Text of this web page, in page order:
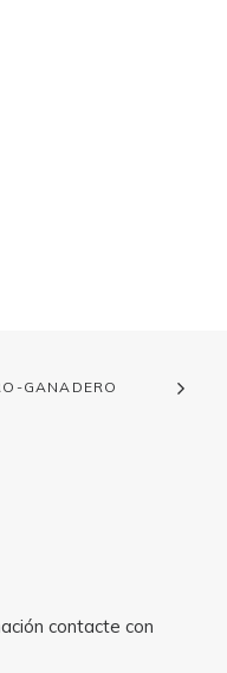
GANADERO
contacte con